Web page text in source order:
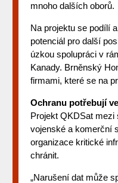
mnoho dalších oborů.
Na projektu se podílí
potenciál pro další
úzkou spolupráci v
Kanady. Brněnský
firmami, které se na
Ochranu potřebují
Projekt QKDSat mezi
vojenské a komerční
organizace kritické
chránit.
„Narušení dat může